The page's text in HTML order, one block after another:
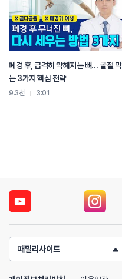
폐경 후, 급격히 약해지는 뼈… 골절 막
는 3가지 핵심 전략
9.3천 3:01
패밀리사이트